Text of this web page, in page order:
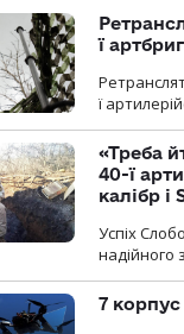
ї
ї
«Треба
40-ї
калібр і
Успіх
надійного
7